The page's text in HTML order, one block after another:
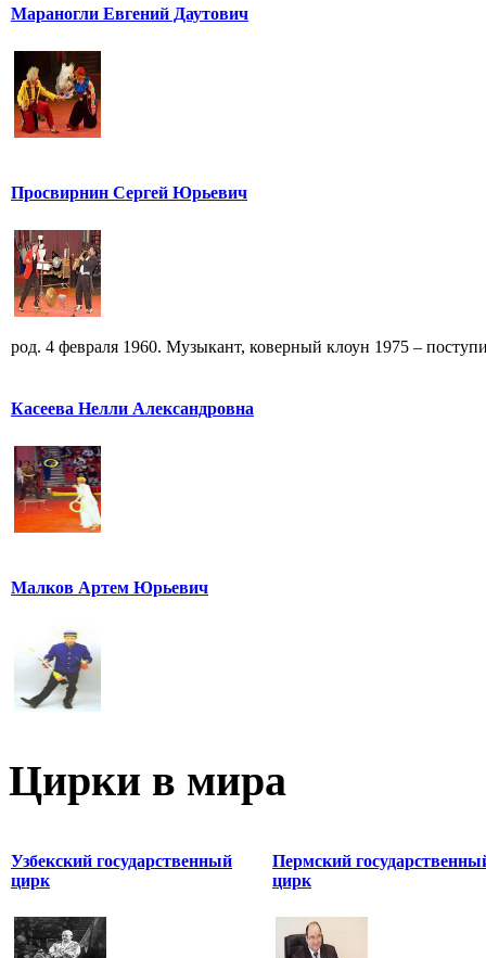
Мараногли Евгений Даутович
Просвирнин Сергей Юрьевич
род. 4 февраля 1960. Музыкант, коверный клоун 1975 –
Касеева Нелли Александровна
Малков Артем Юрьевич
Цирки в мира
Узбекский государственный
цирк
Пермский
цирк